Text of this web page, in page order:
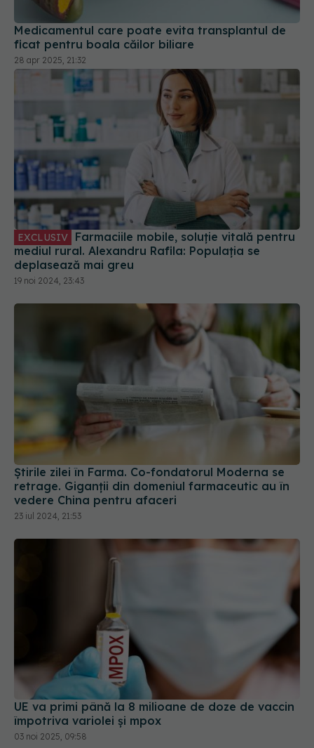
28 apr 2025, 21:32
EXCLUSIV Farmaciile mobile, soluție vitală pentru
mediul rural. Alexandru Rafila: Populația se
deplasează mai greu
19 noi 2024, 23:43
Știrile zilei în Farma. Co-fondatorul Moderna se
retrage. Giganții din domeniul farmaceutic au în
vedere China pentru afaceri
23 iul 2024, 21:53
UE va primi până la 8 milioane de doze de vaccin
împotriva variolei și mpox
03 noi 2025, 09:58